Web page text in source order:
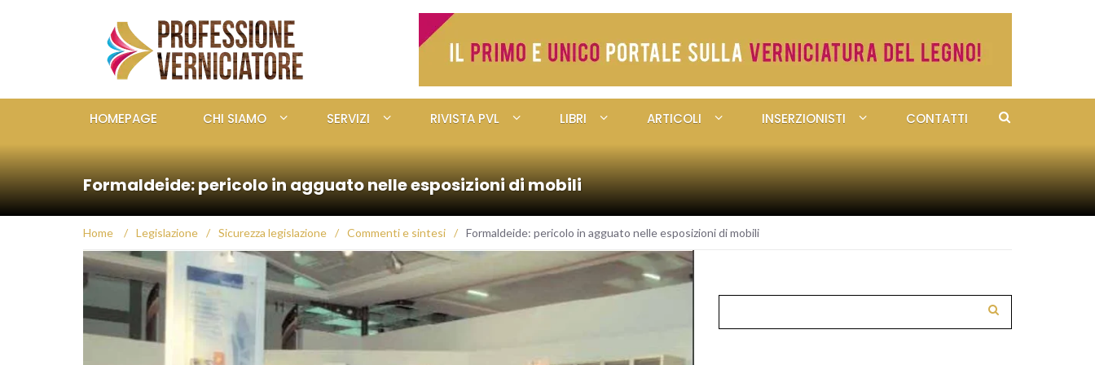
HOMEPAGE CHI SIAMO SERVIZI RIVISTA PVL LIBRI ARTICOLI INSERZIONISTI CONTATTI
Formaldeide: pericolo in agguato nelle esposizioni di mobili
Home / Legislazione / Sicurezza legislazione / Commenti e sintesi / Formaldeide: pericolo in agguato nelle esposizioni di mobili